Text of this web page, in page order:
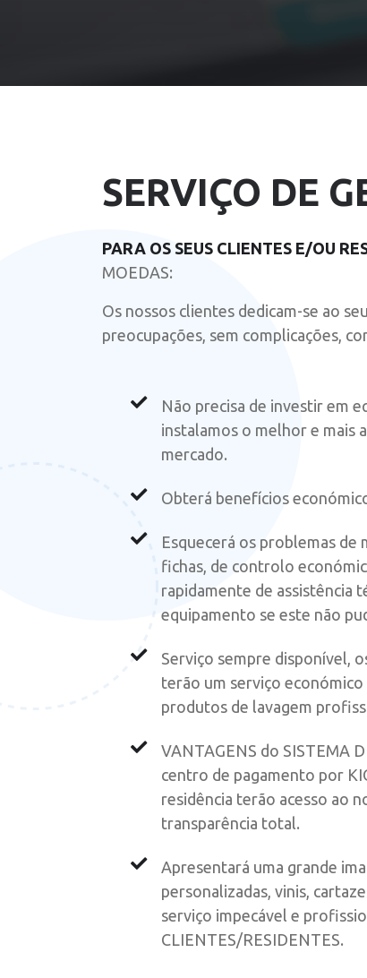
SERVIÇO DE
PARA OS SEUS CLIENTES E/OU
MOEDAS:
Os nossos clientes dedicam-se ao
preocupações, sem complicações,
Não precisa de investir em
instalamos o melhor e mais
mercado.
Obterá benefícios
Esquecerá os problemas de
fichas, de controlo
rapidamente de assistência
equipamento se este não
Serviço sempre disponível,
terão um serviço
produtos de lavagem
VANTAGENS do SISTEMA
centro de pagamento por
residência terão acesso ao
transparência total.
Apresentará uma grande
personalizadas, vinis,
serviço impecável e
CLIENTES/RESIDENTES.